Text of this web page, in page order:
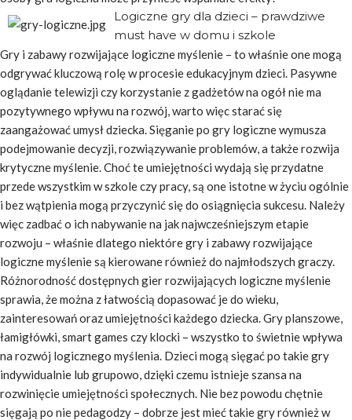
Logiczne gry dla dzieci – prawdziwe
must have w domu i szkole
Gry i zabawy rozwijające logiczne myślenie – to właśnie one mogą
odgrywać kluczową rolę w procesie edukacyjnym dzieci. Pasywne
oglądanie telewizji czy korzystanie z gadżetów na ogół nie ma
pozytywnego wpływu na rozwój, warto więc starać się
zaangażować umysł dziecka. Sięganie po gry logiczne wymusza
podejmowanie decyzji, rozwiązywanie problemów, a także rozwija
krytyczne myślenie. Choć te umiejętności wydają się przydatne
przede wszystkim w szkole czy pracy, są one istotne w życiu ogólnie
i bez wątpienia mogą przyczynić się do osiągnięcia sukcesu. Należy
więc zadbać o ich nabywanie na jak najwcześniejszym etapie
rozwoju – właśnie dlatego niektóre gry i zabawy rozwijające
logiczne myślenie są kierowane również do najmłodszych graczy.
Różnorodność dostępnych gier rozwijających logiczne myślenie
sprawia, że można z łatwością dopasować je do wieku,
zainteresowań oraz umiejętności każdego dziecka. Gry planszowe,
łamigłówki, smart games czy klocki – wszystko to świetnie wpływa
na rozwój logicznego myślenia. Dzieci mogą sięgać po takie gry
indywidualnie lub grupowo, dzięki czemu istnieje szansa na
rozwinięcie umiejętności społecznych. Nie bez powodu chętnie
sięgają po nie pedagodzy – dobrze jest mieć takie gry również w